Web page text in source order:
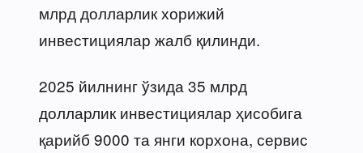
млрд долларлик хорижий
инвестициялар жалб қилинди.
2025 йилнинг ўзида 35 млрд
долларлик инвестициялар ҳисобига
қарийб 9000 та янги корхона, сервис